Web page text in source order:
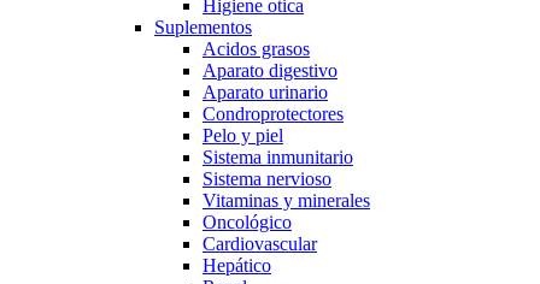
Higiene otica
Suplementos
Acidos grasos
Aparato digestivo
Aparato urinario
Condroprotectores
Pelo y piel
Sistema inmunitario
Sistema nervioso
Vitaminas y minerales
Oncológico
Cardiovascular
Hepático